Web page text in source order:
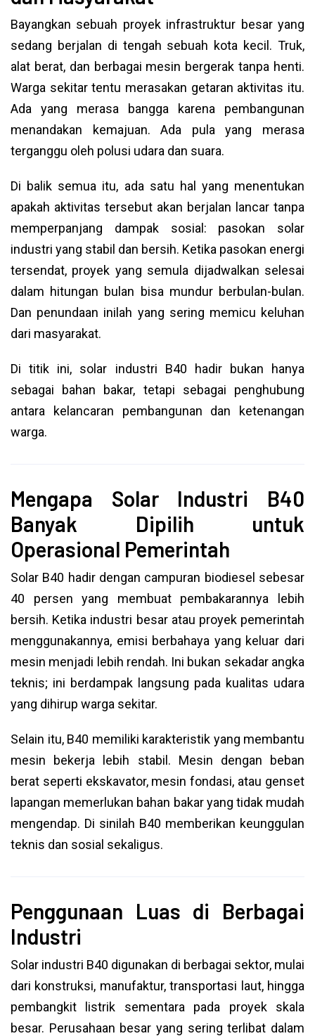
Bayangkan sebuah proyek infrastruktur besar yang
sedang berjalan di tengah sebuah kota kecil. Truk,
alat berat, dan berbagai mesin bergerak tanpa henti.
Warga sekitar tentu merasakan getaran aktivitas itu.
Ada yang merasa bangga karena pembangunan
menandakan kemajuan. Ada pula yang merasa
terganggu oleh polusi udara dan suara.
Di balik semua itu, ada satu hal yang menentukan
apakah aktivitas tersebut akan berjalan lancar tanpa
memperpanjang dampak sosial: pasokan solar
industri yang stabil dan bersih. Ketika pasokan energi
tersendat, proyek yang semula dijadwalkan selesai
dalam hitungan bulan bisa mundur berbulan-bulan.
Dan penundaan inilah yang sering memicu keluhan
dari masyarakat.
Di titik ini, solar industri B40 hadir bukan hanya
sebagai bahan bakar, tetapi sebagai penghubung
antara kelancaran pembangunan dan ketenangan
warga.
Mengapa Solar Industri B40
Banyak Dipilih untuk
Operasional Pemerintah
Solar B40 hadir dengan campuran biodiesel sebesar
40 persen yang membuat pembakarannya lebih
bersih. Ketika industri besar atau proyek pemerintah
menggunakannya, emisi berbahaya yang keluar dari
mesin menjadi lebih rendah. Ini bukan sekadar angka
teknis; ini berdampak langsung pada kualitas udara
yang dihirup warga sekitar.
Selain itu, B40 memiliki karakteristik yang membantu
mesin bekerja lebih stabil. Mesin dengan beban
berat seperti ekskavator, mesin fondasi, atau genset
lapangan memerlukan bahan bakar yang tidak mudah
mengendap. Di sinilah B40 memberikan keunggulan
teknis dan sosial sekaligus.
Penggunaan Luas di Berbagai
Industri
Solar industri B40 digunakan di berbagai sektor, mulai
dari konstruksi, manufaktur, transportasi laut, hingga
pembangkit listrik sementara pada proyek skala
besar. Perusahaan besar yang sering terlibat dalam